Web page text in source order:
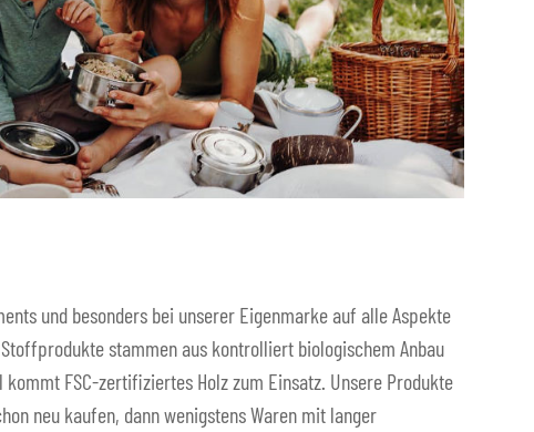
und besonders bei unserer Eigenmarke auf alle Aspekte
stammen aus kontrolliert biologischem Anbau
FSC-zertifiziertes Holz zum Einsatz. Unsere Produkte
neu kaufen, dann wenigstens Waren mit langer